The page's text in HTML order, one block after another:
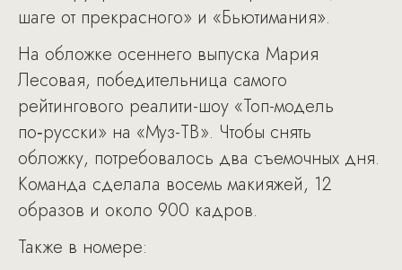
шаге от прекрасного» и «Бьютимания».
На обложке осеннего выпуска Мария
Лесовая, победительница самого
рейтингового реалити-шоу «Топ-модель
по‑русски» на «Муз-ТВ». Чтобы снять
обложку, потребовалось два съемочных дня.
Команда сделала восемь макияжей, 12
образов и около 900 кадров.
Также в номере: